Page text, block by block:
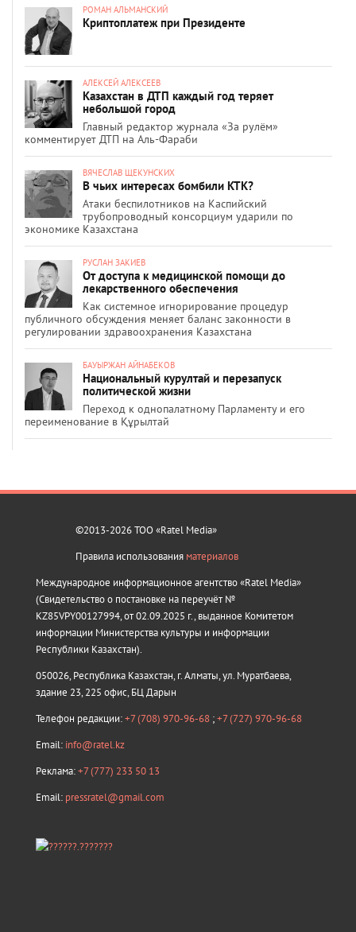
РОМАН АЛЬМАНСКИЙ
Криптоплатеж при Президенте
АЛЕКСЕЙ АЛЕКСЕЕВ
Казахстан в ДТП каждый год теряет
небольшой город
Главный редактор журнала «За рулём»
комментирует ДТП на Аль-Фараби
ВЯЧЕСЛАВ ЩЕКУНСКИХ
В чьих интересах бомбили КТК?
Атаки беспилотников на Каспийский
трубопроводный консорциум ударили по
экономике Казахстана
РУСЛАН ЗАКИЕВ
От доступа к медицинской помощи до
лекарственного обеспечения
Как системное игнорирование процедур
публичного обсуждения меняет баланс законности в
регулировании здравоохранения Казахстана
БАУЫРЖАН АЙНАБЕКОВ
Национальный курултай и перезапуск
политической жизни
Переход к однопалатному Парламенту и его
переименование в Құрылтай
©2013-2026 ТОО «Ratel Media»
Правила использования материалов
Международное информационное агентство «Ratel Media»
(Свидетельство о постановке на переучёт №
KZ85VPY00127994, от 02.09.2025 г., выданное Комитетом
информации Министерства культуры и информации
Республики Казахстан).
050026, Республика Казахстан, г. Алматы, ул. Муратбаева,
здание 23, 225 офис, БЦ Дарын
Телефон редакции:+7 (708) 970-96-68 ;+7 (727) 970-96-68
Email: info@ratel.kz
Реклама:+7 (777) 233 50 13
Email: pressratel@gmail.com